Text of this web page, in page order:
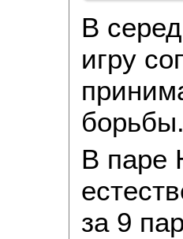
В
игру
В паре
за 9